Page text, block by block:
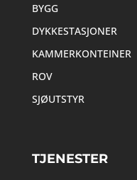
BYGG
DYKKESTASJONER
KAMMERKONTEINER
ROV
SJØUTSTYR
TJENESTER